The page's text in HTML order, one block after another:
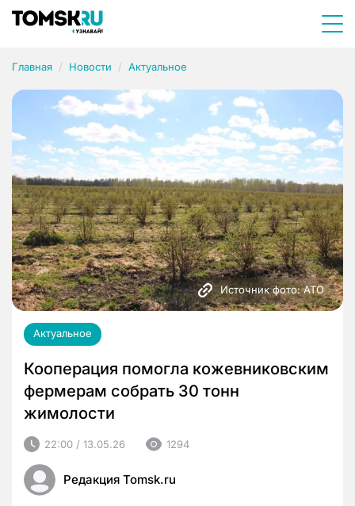
Главная Новости Актуальное
Источник фото: АТО
Актуальное
Кооперация помогла кожевниковским
фермерам собрать 30 тонн
жимолости
22:00 / 13.05.26 1294
Редакция Tomsk.ru